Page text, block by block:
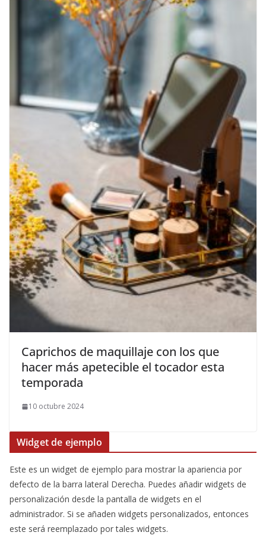
​Caprichos de maquillaje con los que
hacer más apetecible el tocador esta
temporada
10 octubre 2024
Widget de ejemplo
Este es un widget de ejemplo para mostrar la apariencia por
defecto de la barra lateral Derecha. Puedes añadir widgets de
personalización desde la pantalla de widgets en el
administrador. Si se añaden widgets personalizados, entonces
este será reemplazado por tales widgets.